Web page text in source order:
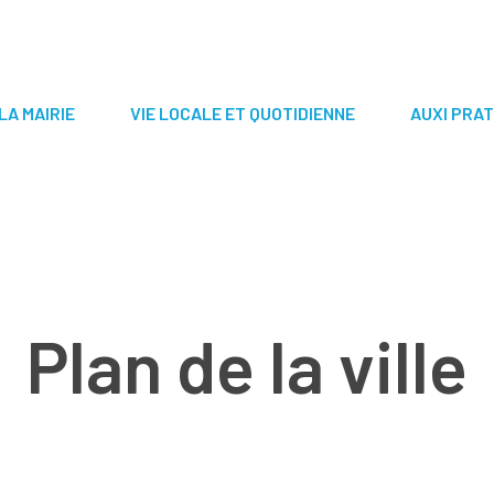
LA MAIRIE VIE LOCALE ET QUOTIDIENNE AUXI
Plan de la ville